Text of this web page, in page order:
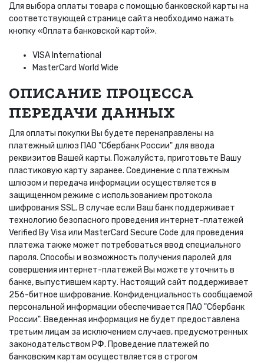
Для выбора оплаты товара с помощью банковской карты на
соответствующей странице сайта необходимо нажать
кнопку «Оплата банковской картой».
VISA International
MasterCard World Wide
ОПИСАНИЕ ПРОЦЕССА
ПЕРЕДАЧИ ДАННЫХ
Для оплаты покупки Вы будете перенаправлены на
платежный шлюз ПАО "Сбербанк России" для ввода
реквизитов Вашей карты. Пожалуйста, приготовьте Вашу
пластиковую карту заранее. Соединение с платежным
шлюзом и передача информации осуществляется в
защищенном режиме с использованием протокола
шифрования SSL. В случае если Ваш банк поддерживает
технологию безопасного проведения интернет-платежей
Verified By Visa или MasterCard Secure Code для проведения
платежа также может потребоваться ввод специального
пароля. Способы и возможность получения паролей для
совершения интернет-платежей Вы можете уточнить в
банке, выпустившем карту. Настоящий сайт поддерживает
256-битное шифрование. Конфиденциальность сообщаемой
персональной информации обеспечивается ПАО "Сбербанк
России". Введенная информация не будет предоставлена
третьим лицам за исключением случаев, предусмотренных
законодательством РФ. Проведение платежей по
банковским картам осуществляется в строгом